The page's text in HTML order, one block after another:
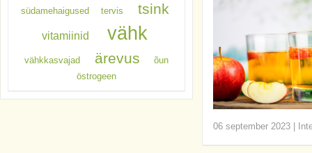
06 september 2023
südamehaigused tervis tsink
vitamiinid vähk
vähkkasvajad ärevus
õun
östrogeen